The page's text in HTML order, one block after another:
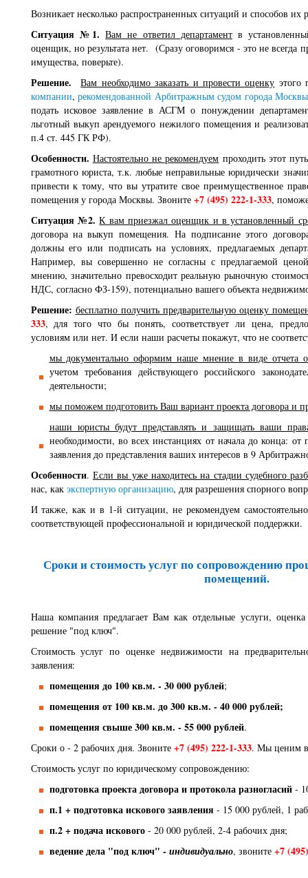
Возникает несколько распространенных ситуаций и способов их
Ситуация №1. Вам не ответил департаментв
оценщик, но результата нет. (Сразу оговоримся - это не всегда
имущества, поверьте).
Решение. Вам необходимо заказать и провести оценку
компании,рекомендованной Арбитражным судом города
подать исковое заявление в АСГМ о понуждении
льготный выкуп арендуемого нежилого помещения и
п.4 ст. 445 ГК РФ).
Особенности. Настоятельно не рекомендуем проходить этот
грамотного юриста, т.к. любые неправильные юридически
привести к тому, что вы утратите свое преимущественное
помещения у города Москвы. Звоните +7 (495) 222-1-333,
Ситуация №2. К вам приезжал оценщик и в установленный
договора на выкуп помещения. На подписание этого
должны его или подписать на условиях, предлагаемых
Например, вы совершенно не согласны с предлагаемой
мнению, значительно превосходит реальную рыночную
НДС, согласно ФЗ-159), потенциально вашего объекта
Решение: бесплатно получить предварительную оценку
333, для того что бы понять, соответствует ли цена,
условиям или нет. И если наши расчеты покажут, что не
мы документально оформим наше мнение в виде отчета
учетом требования действующего российского
деятельности;
мы поможем подготовить Ваш вариант проекта договора и
наши юристы будут представлять и защищать ваши
необходимости, во всех инстанциях от начала до конца: от
заявления до представления ваших интересов в 9
Особенности. Если вы уже находитесь на стадии судебного
нас, как экспертную организацию, для разрешения спорного
И также, как и в 1-й ситуации, не рекомендуем
соответствующей профессиональной и юридической поддержки.
Сроки и стоимость услуг по сопровождению
помещений.
Наша компания предлагает Вам как отдельные услуги,
решение "под ключ".
Стоимость услуг по оценке недвижимости на
заявления:
помещения до 100 кв.м. - 30 000 рублей;
помещения от 100 кв.м. до 300 кв.м. - 40 000 рублей;
помещения свыше 300 кв.м. - 55 000 рублей.
Сроки о - 2 рабочих дня. Звоните +7 (495) 222-1-333. Мы ценим
Стоимость услуг по юридическому сопровождению:
подготовка проекта договора и протокола разногласий-
п.1 + подготовка искового заявления- 15 000 рублей, 1
п.2 + подача искового- 20 000 рублей, 2-4 рабочих дня;
ведение дела "под ключ" - индивидуально, звоните +7